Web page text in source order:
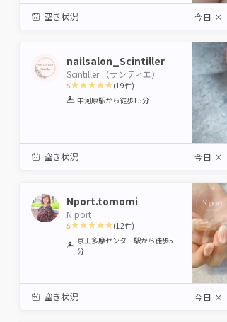
空き状況 今日 ×
nailsalon_Scintiller
Scintiller （サンティエ）
5
1 2 3 4 5
(19件)
中河原駅から徒歩15分
空き状況 今日 ×
Nport.tomomi
N port
5
1
Star
2
Stars
3 4 5
(12件)
京王多摩センター駅から徒歩5
分
空き状況 今日 ×